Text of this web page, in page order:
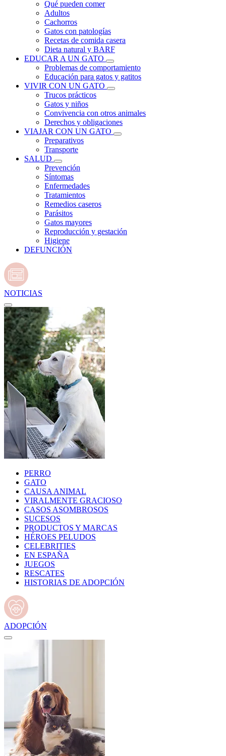
Qué pueden comer
Adultos
Cachorros
Gatos con patologías
Recetas de comida casera
Dieta natural y BARF
EDUCAR A UN GATO
Problemas de comportamiento
Educación para gatos y gatitos
VIVIR CON UN GATO
Trucos prácticos
Gatos y niños
Convivencia con otros animales
Derechos y obligaciones
VIAJAR CON UN GATO
Preparativos
Transporte
SALUD
Prevención
Síntomas
Enfermedades
Tratamientos
Remedios caseros
Parásitos
Gatos mayores
Reproducción y gestación
Higiene
DEFUNCIÓN
NOTICIAS
PERRO
GATO
CAUSA ANIMAL
VIRALMENTE GRACIOSO
CASOS ASOMBROSOS
SUCESOS
PRODUCTOS Y MARCAS
HÉROES PELUDOS
CELEBRITIES
EN ESPAÑA
JUEGOS
RESCATES
HISTORIAS DE ADOPCIÓN
ADOPCIÓN